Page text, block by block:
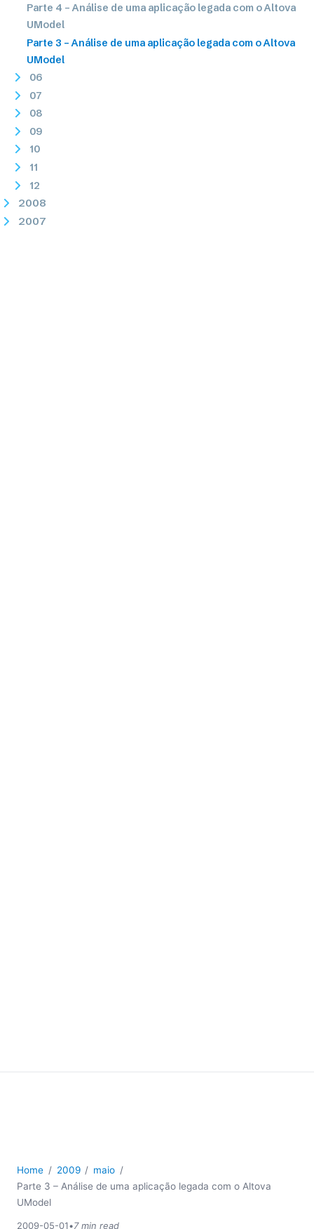
Parte 4 – Análise de uma aplicação legada com o Altova
UModel
Parte 3 – Análise de uma aplicação legada com o Altova
UModel
06
07
08
09
10
11
12
2008
2007
Home 2009
maio
Parte 3 – Análise de uma aplicação legada com o Altova
UModel
2009-05-01•7 min read